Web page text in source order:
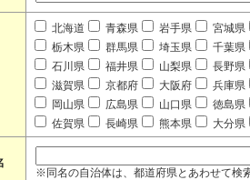
北海道 青森県 岩手県 宮城県
栃木県
群馬県 埼玉県 千葉県
石川県
福井県 山梨県 長野県
滋賀県
京都府 大阪府 兵庫県
岡山県
広島県 山口県 徳島県
佐賀県
長崎県 熊本県 大分県
※同名の自治体は、都道府県とあわせて検